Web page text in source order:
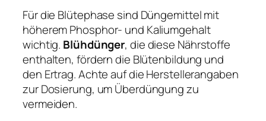
Für die Blütephase sind Düngemittel mit
höherem Phosphor- und Kaliumgehalt
wichtig. Blühdünger, die diese Nährstoffe
enthalten, fördern die Blütenbildung und
den Ertrag. Achte auf die Herstellerangaben
zur Dosierung, um Überdüngung zu
vermeiden.